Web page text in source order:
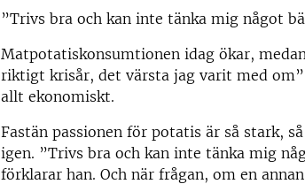
”Trivs bra och kan inte tänka mig något
Matpotatiskonsumtionen idag ökar,
riktigt krisår, det värsta jag varit med
allt ekonomiskt.
Fastän passionen för potatis är så stark,
igen. ”Trivs bra och kan inte tänka mig
förklarar han. Och när frågan, om en